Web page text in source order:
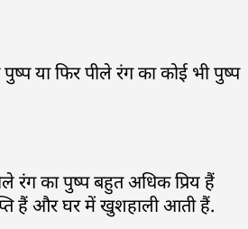
या फिर पीले रंग का कोई भी पुष्प
रंग का पुष्प बहुत अधिक प्रिय हैं
हैं और घर में खुशहाली आती हैं.